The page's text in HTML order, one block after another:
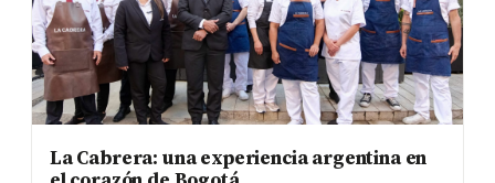
La Cabrera: una experiencia argentina en